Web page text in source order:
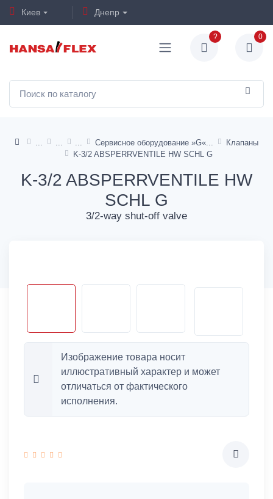
Киев Днепр
? 0
Сервисное оборудование »G«
Клапаны
K-3/2 ABSPERRVENTILE HW SCHL G
K-3/2 ABSPERRVENTILE HW
SCHL G
3/2-way shut-off valve
Изображение товара носит
иллюстративный характер и может
отличаться от фактического
исполнения.